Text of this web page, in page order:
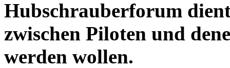
Hubschrauberforum
zwischen Piloten und
werden wollen.